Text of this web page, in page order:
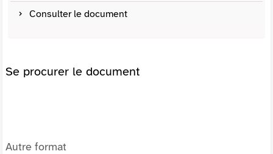
Consulter le document
Se procurer le document
Autre format